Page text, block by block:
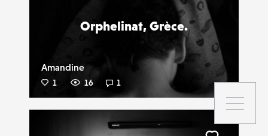
Orphelinat, Grèce.
Amandine
1 16 1